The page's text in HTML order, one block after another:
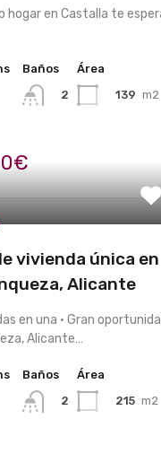
hogar en Castalla te
Baños
2
Área
139 m2
vivienda única en
Alicante
en una · Gran
Alicante…
Baños
2
Área
215 m2